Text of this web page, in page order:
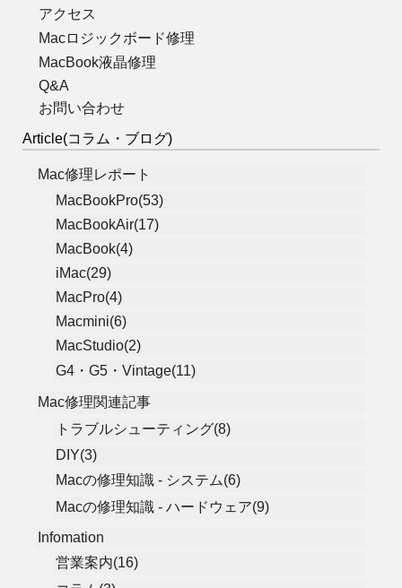
アクセス
Macロジックボード修理
MacBook液晶修理
Q&A
お問い合わせ
Article(コラム・ブログ)
Mac修理レポート
MacBookPro(53)
MacBookAir(17)
MacBook(4)
iMac(29)
MacPro(4)
Macmini(6)
MacStudio(2)
G4・G5・Vintage(11)
Mac修理関連記事
トラブルシューティング(8)
DIY(3)
Macの修理知識 - システム(6)
Macの修理知識 - ハードウェア(9)
Infomation
営業案内(16)